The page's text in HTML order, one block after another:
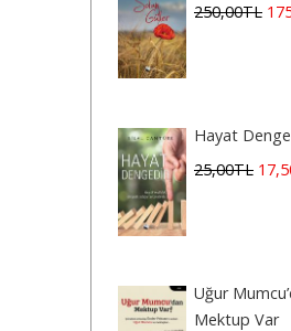
250,00TL
Hayat
25,00TL 17
Uğur
Mektup Var